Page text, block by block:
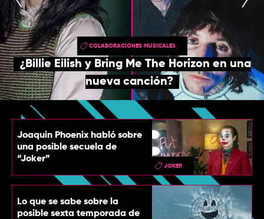
TOP
QUIÉNES SOMOS
CONTACTO
COLABORACIONES MUSICALES
¿Billie Eilish y Bring Me The Horizon en una
nueva canción?
Joaquin Phoenix habló sobre
una posible secuela de
“Joker”
JOKER
Lo que se sabe sobre la
posible sexta temporada de